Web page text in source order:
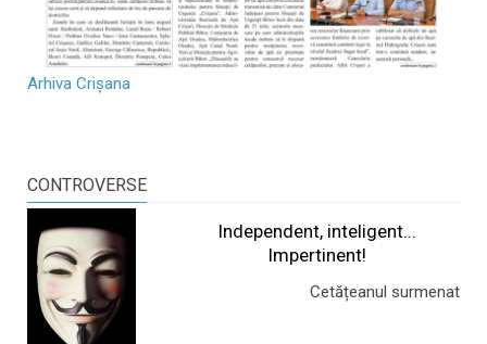
Arhiva Crișana
CONTROVERSE
Independent, inteligent...
Impertinent!
Cetățeanul surmenat